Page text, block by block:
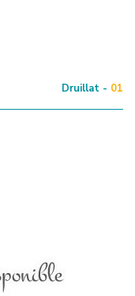
Druillat - 01